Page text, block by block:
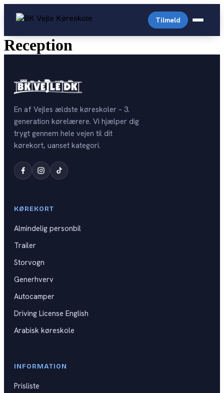
Arabisk køreskole
Driving License English
Generhverv
Trailer
Storvogn
Prisliste
English-prices
Kontakt
Kat C
Kat CE
Kat D
Spørgsmål til praktisk prøve
Digital Lægeattest
Køreprøvebooking
Drive4you
Teoriprøver
DKU
Tilmeld
Reception
En af Vejles ældste køreskoler – 3.
generation kørelærere. Vi hjælper dig
trygt gennem hele vejen til dit
kørekort, uanset kategori.
KØREKORT
Almindelig personbil
Trailer
Storvogn
Generhverv
Autocamper
Driving License English
Arabisk køreskole
INFORMATION
Prisliste